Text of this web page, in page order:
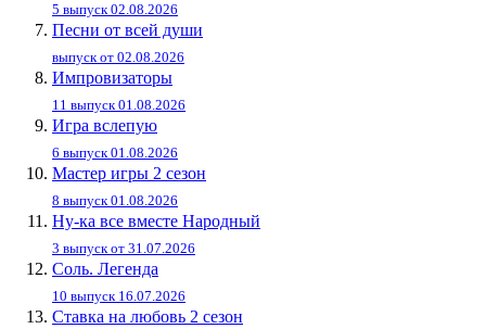
5 выпуск 02.08.2026
Песни от всей души
выпуск от 02.08.2026
Импровизаторы
11 выпуск 01.08.2026
Игра вслепую
6 выпуск 01.08.2026
Мастер игры 2 сезон
8 выпуск 01.08.2026
Ну-ка все вместе Народный
3 выпуск от 31.07.2026
Соль. Легенда
10 выпуск 16.07.2026
Ставка на любовь 2 сезон